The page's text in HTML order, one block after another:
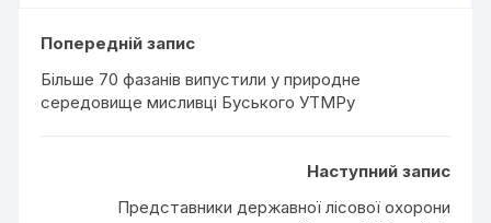
Попередній запис
Більше 70 фазанів випустили у природне
середовище мисливці Буського УТМРу
Наступний запис
Представники державної лісової охорони